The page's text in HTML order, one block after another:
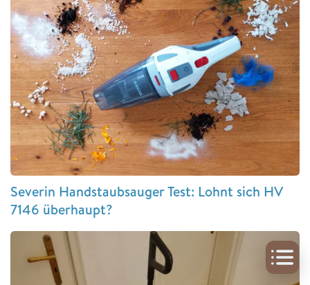
Severin Handstaubsauger Test: Lohnt sich HV
7146 überhaupt?